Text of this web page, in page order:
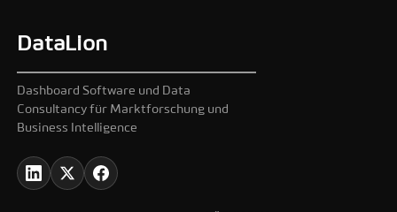
DataLion
Dashboard Software und Data
Consultancy für Marktforschung und
Business Intelligence